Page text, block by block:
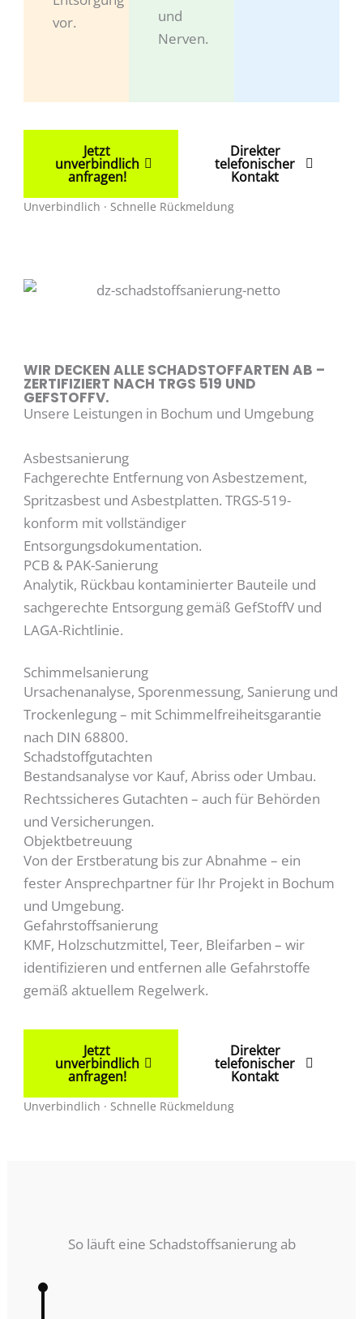
vor.
und
Nerven.
Jetzt
unverbindlich
anfragen!
Direkter
telefonischer
Kontakt
Unverbindlich · Schnelle Rückmeldung
WIR DECKEN ALLE SCHADSTOFFARTEN AB –
ZERTIFIZIERT NACH TRGS 519 UND
GEFSTOFFV.
Unsere Leistungen in Bochum und Umgebung
Asbestsanierung
Fachgerechte Entfernung von Asbestzement,
Spritzasbest und Asbestplatten. TRGS-519-
konform mit vollständiger
Entsorgungsdokumentation.
PCB & PAK-Sanierung
Analytik, Rückbau kontaminierter Bauteile und
sachgerechte Entsorgung gemäß GefStoffV und
LAGA-Richtlinie.
Schimmelsanierung
Ursachenanalyse, Sporenmessung, Sanierung und
Trockenlegung – mit Schimmelfreiheitsgarantie
nach DIN 68800.
Schadstoffgutachten
Bestandsanalyse vor Kauf, Abriss oder Umbau.
Rechtssicheres Gutachten – auch für Behörden
und Versicherungen.
Objektbetreuung
Von der Erstberatung bis zur Abnahme – ein
fester Ansprechpartner für Ihr Projekt in Bochum
und Umgebung.
Gefahrstoffsanierung
KMF, Holzschutzmittel, Teer, Bleifarben – wir
identifizieren und entfernen alle Gefahrstoffe
gemäß aktuellem Regelwerk.
Jetzt
unverbindlich
anfragen!
Direkter
telefonischer
Kontakt
Unverbindlich · Schnelle Rückmeldung
So läuft eine Schadstoffsanierung ab